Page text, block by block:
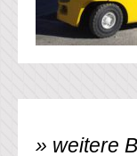
» weitere